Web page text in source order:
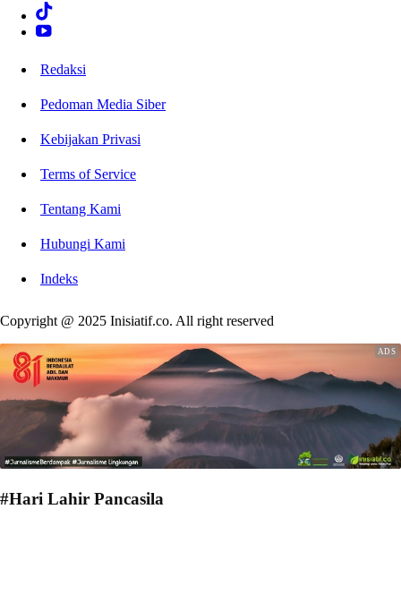
Redaksi
Pedoman Media Siber
Kebijakan Privasi
Terms of Service
Tentang Kami
Hubungi Kami
Indeks
Copyright @ 2025 Inisiatif.co. All right reserved
#Hari Lahir Pancasila